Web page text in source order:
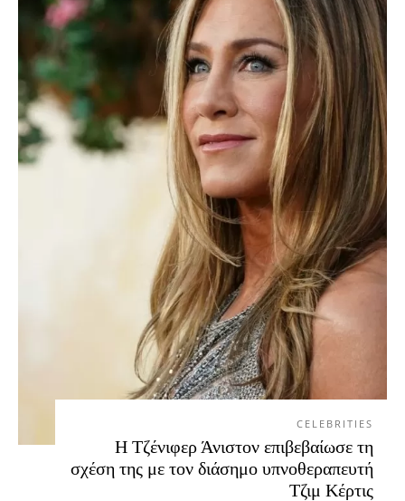
CELEBRITIES
Η Τζένιφερ Άνιστον επιβεβαίωσε τη
σχέση της με τον διάσημο υπνοθεραπευτή
Τζιμ Κέρτις